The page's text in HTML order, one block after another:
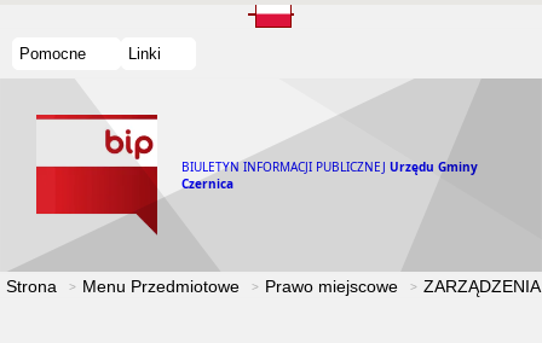
Pomocne Linki
BIULETYN INFORMACJI PUBLICZNEJ Urzędu Gminy
Czernica
Strona Menu Przedmiotowe Prawo miejscowe